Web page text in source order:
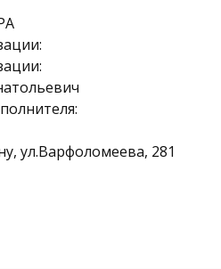
ул.Варфоломеева, 281